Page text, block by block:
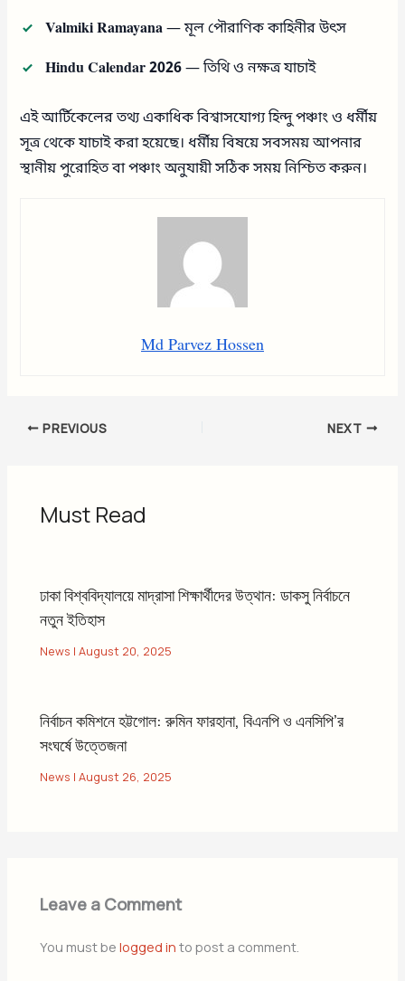
Valmiki Ramayana— মূল পৌরাণিক কাহিনীর উৎস
Hindu Calendar 2026— তিথি ও নক্ষত্র যাচাই
এই আর্টিকেলের তথ্য একাধিক বিশ্বাসযোগ্য হিন্দু পঞ্চাং ও ধর্মীয়
সূত্র থেকে যাচাই করা হয়েছে। ধর্মীয় বিষয়ে সবসময় আপনার
স্থানীয় পুরোহিত বা পঞ্চাং অনুযায়ী সঠিক সময় নিশ্চিত করুন।
Md Parvez Hossen
PREVIOUS NEXT
Must Read
ঢাকা বিশ্ববিদ্যালয়ে মাদ্রাসা শিক্ষার্থীদের উত্থান: ডাকসু নির্বাচনে
নতুন ইতিহাস
News |August 20, 2025
নির্বাচন কমিশনে হট্টগোল: রুমিন ফারহানা, বিএনপি ও এনসিপি’র
সংঘর্ষে উত্তেজনা
News |August 26, 2025
Leave a Comment
You must belogged in to post a comment.